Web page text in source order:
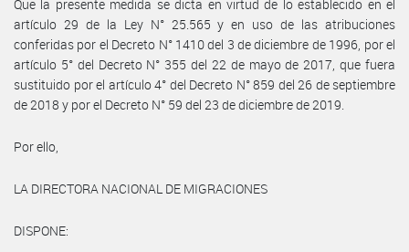
Que la presente medida se dicta en virtud de lo establecido en el
artículo 29 de la Ley N° 25.565 y en uso de las atribuciones
conferidas por el Decreto N° 1410 del 3 de diciembre de 1996, por el
artículo 5° del Decreto N° 355 del 22 de mayo de 2017, que fuera
sustituido por el artículo 4° del Decreto N° 859 del 26 de septiembre
de 2018 y por el Decreto N° 59 del 23 de diciembre de 2019.
Por ello,
LA DIRECTORA NACIONAL DE MIGRACIONES
DISPONE: